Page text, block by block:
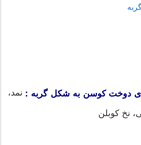
دوخت کوسن به شکل گربه : نمد،
نخ کوبلن